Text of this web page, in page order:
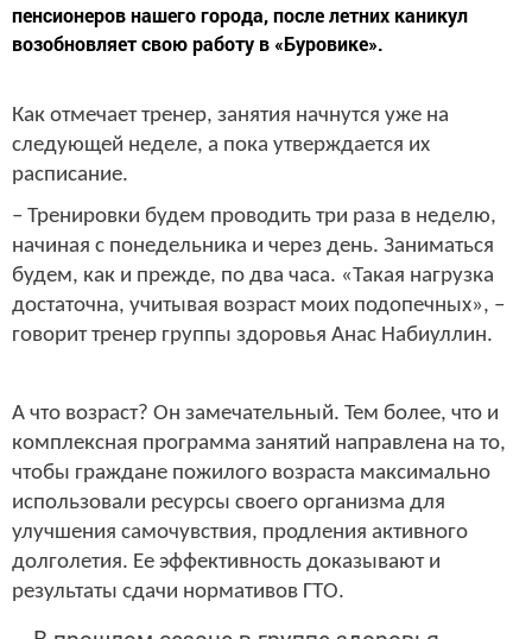
пенсионеров нашего города, после летних каникул
возобновляет свою работу в «Буровике».
Как отмечает тренер, занятия начнутся уже на
следующей неделе, а пока утверждается их
расписание.
– Тренировки будем проводить три раза в неделю,
начиная с понедельника и через день. Заниматься
будем, как и прежде, по два часа. «Такая нагрузка
достаточна, учитывая возраст моих подопечных», –
говорит тренер группы здоровья Анас Набиуллин.
А что возраст? Он замечательный. Тем более, что и
комплексная программа занятий направлена на то,
чтобы граждане пожилого возраста максимально
использовали ресурсы своего организма для
улучшения самочувствия, продления активного
долголетия. Ее эффективность доказывают и
результаты сдачи нормативов ГТО.